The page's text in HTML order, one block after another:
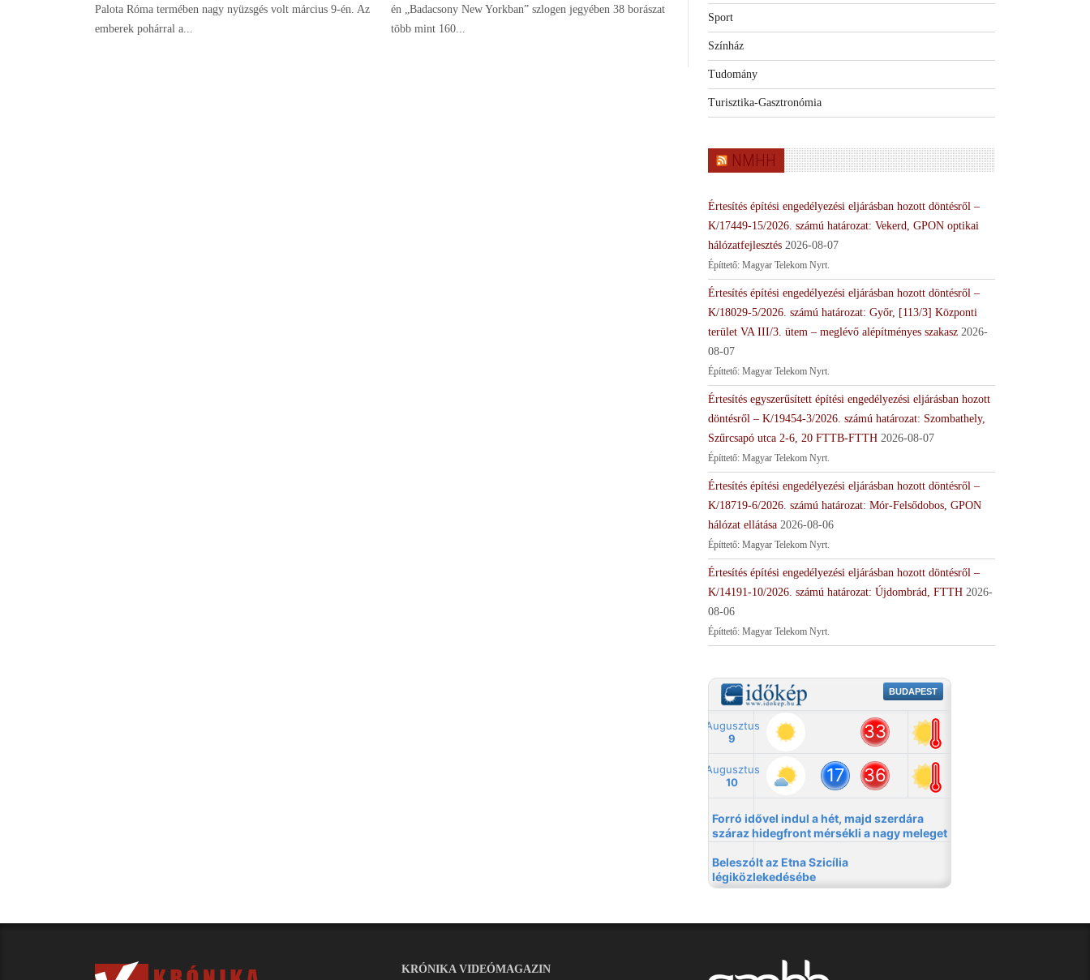
Palota Róma termében nagy nyüzsgés volt március 9-én. Az
emberek pohárral a...
én „Badacsony New Yorkban” szlogen jegyében 38 borászat
több mint 160...
Sport
Színház
Tudomány
Turisztika-Gasztronómia
NMHH
Értesítés építési engedélyezési eljárásban hozott döntésről –
K/17449-15/2026. számú határozat: Vekerd, GPON optikai
hálózatfejlesztés 2026-08-07
Építtető: Magyar Telekom Nyrt.
Értesítés építési engedélyezési eljárásban hozott döntésről –
K/18029-5/2026. számú határozat: Győr, [113/3] Központi
terület VA III/3. ütem – meglévő alépítményes szakasz 2026-
08-07
Építtető: Magyar Telekom Nyrt.
Értesítés egyszerűsített építési engedélyezési eljárásban hozott
döntésről – K/19454-3/2026. számú határozat: Szombathely,
Szűrcsapó utca 2-6, 20 FTTB-FTTH 2026-08-07
Építtető: Magyar Telekom Nyrt.
Értesítés építési engedélyezési eljárásban hozott döntésről –
K/18719-6/2026. számú határozat: Mór-Felsődobos, GPON
hálózat ellátása 2026-08-06
Építtető: Magyar Telekom Nyrt.
Értesítés építési engedélyezési eljárásban hozott döntésről –
K/14191-10/2026. számú határozat: Újdombrád, FTTH 2026-
08-06
Építtető: Magyar Telekom Nyrt.
KRÓNIKA VIDEÓMAGAZIN